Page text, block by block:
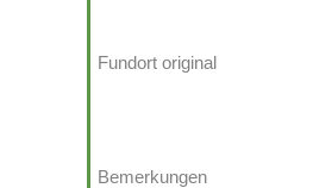
Fundort original
Bemerkungen